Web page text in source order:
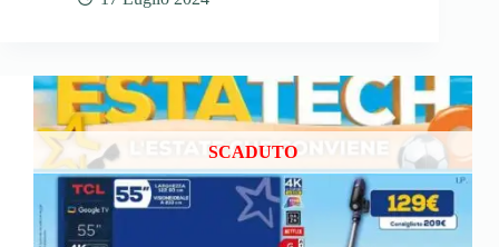
SCADUTO